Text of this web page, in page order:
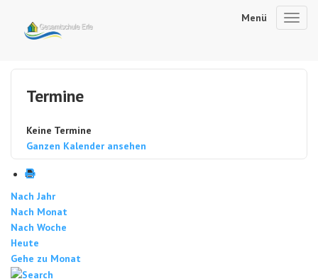
Menü
Termine
Keine Termine
Ganzen Kalender ansehen
Nach Jahr
Nach Monat
Nach Woche
Heute
Gehe zu Monat